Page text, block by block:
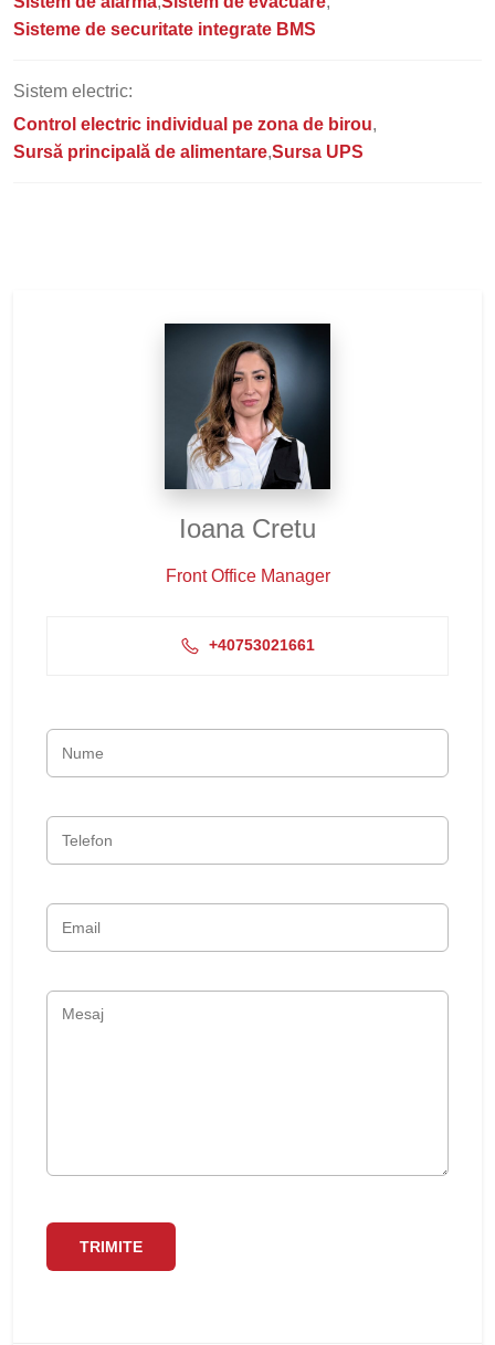
Sisteme de securitate integrate BMS
Sistem electric:
Control electric individual pe zona de birou
Sursă principală de alimentare Sursa UPS
Ioana Cretu
Front Office Manager
+40753021661